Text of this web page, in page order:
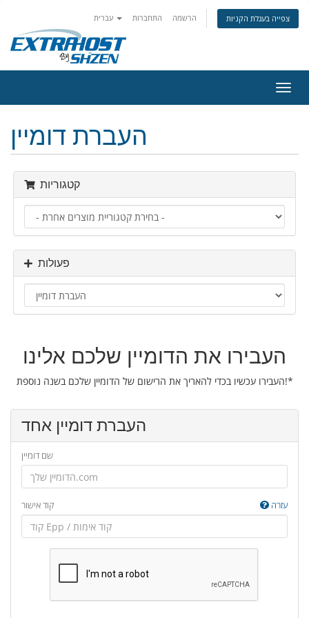
התחברות הרשמה צפייה בעגלת הקניות
ניווט
העברת דומיין
קטגוריות
פעולות
העבירו את הדומיין שלכם אלינו
העבירו עכשיו בכדי להאריך את הרישום של הדומיין שלכם בשנה נוספת!*
העברת דומיין אחד
שם דומיין
קוד אישור עזרה